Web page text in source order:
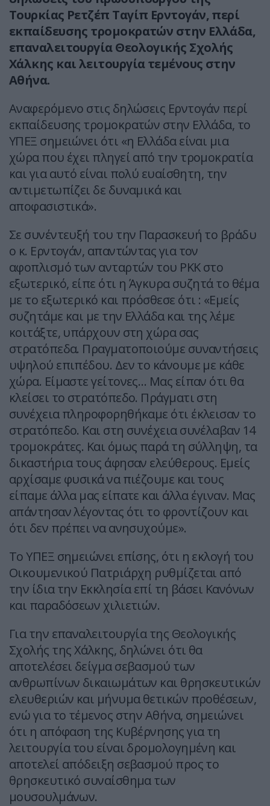
Τουρκίας Ρετζέπ Ταγίπ Ερντογάν, περί
εκπαίδευσης τρομοκρατών στην Ελλάδα,
επαναλειτουργία Θεολογικής Σχολής
Χάλκης και λειτουργία τεμένους στην
Αθήνα.
Αναφερόμενο στις δηλώσεις Ερντογάν περί
εκπαίδευσης τρομοκρατών στην Ελλάδα, το
ΥΠΕΞ σημειώνει ότι «η Ελλάδα είναι μια
χώρα που έχει πληγεί από την τρομοκρατία
και για αυτό είναι πολύ ευαίσθητη, την
αντιμετωπίζει δε δυναμικά και
αποφασιστικά».
Σε συνέντευξή του την Παρασκευή το βράδυ
ο κ. Ερντογάν, απαντώντας για τον
αφοπλισμό των ανταρτών του ΡΚΚ στο
εξωτερικό, είπε ότι η Άγκυρα συζητά το θέμα
με το εξωτερικό και πρόσθεσε ότι : «Εμείς
συζητάμε και με την Ελλάδα και της λέμε
κοιτάξτε, υπάρχουν στη χώρα σας
στρατόπεδα. Πραγματοποιούμε συναντήσεις
υψηλού επιπέδου. Δεν το κάνουμε με κάθε
χώρα. Είμαστε γείτονες… Μας είπαν ότι θα
κλείσει το στρατόπεδο. Πράγματι στη
συνέχεια πληροφορηθήκαμε ότι έκλεισαν το
στρατόπεδο. Και στη συνέχεια συνέλαβαν 14
τρομοκράτες. Και όμως παρά τη σύλληψη, τα
δικαστήρια τους άφησαν ελεύθερους. Εμείς
αρχίσαμε φυσικά να πιέζουμε και τους
είπαμε άλλα μας είπατε και άλλα έγιναν. Μας
απάντησαν λέγοντας ότι το φροντίζουν και
ότι δεν πρέπει να ανησυχούμε».
Το ΥΠΕΞ σημειώνει επίσης, ότι η εκλογή του
Οικουμενικού Πατριάρχη ρυθμίζεται από
την ίδια την Εκκλησία επί τη βάσει Κανόνων
και παραδόσεων χιλιετιών.
Για την επαναλειτουργία της Θεολογικής
Σχολής της Χάλκης, δηλώνει ότι θα
αποτελέσει δείγμα σεβασμού των
ανθρωπίνων δικαιωμάτων και θρησκευτικών
ελευθεριών και μήνυμα θετικών προθέσεων,
ενώ για το τέμενος στην Αθήνα, σημειώνει
ότι η απόφαση της Κυβέρνησης για τη
λειτουργία του είναι δρομολογημένη και
αποτελεί απόδειξη σεβασμού προς το
θρησκευτικό συναίσθημα των
μουσουλμάνων.